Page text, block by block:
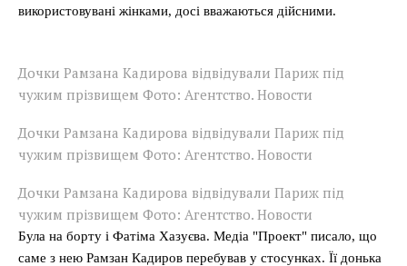
використовувані жінками, досі вважаються дiйсними.
Дочки Рамзана Кадирова відвідували Париж під
чужим прізвищем Фото: Агентство. Новости
Дочки Рамзана Кадирова відвідували Париж під
чужим прізвищем Фото: Агентство. Новости
Дочки Рамзана Кадирова відвідували Париж під
чужим прізвищем Фото: Агентство. Новости
Була на борту і Фатіма Хазуєва. Медіа "Проект" писало, що
саме з нею Рамзан Кадиров перебував у стосунках. Її донька